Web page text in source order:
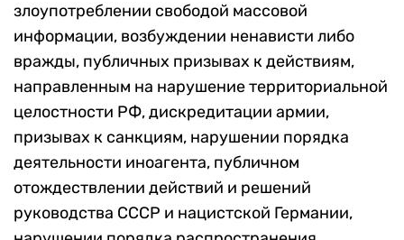
злоупотреблении свободой массовой
информации, возбуждении ненависти либо
вражды, публичных призывах к действиям,
направленным на нарушение территориальной
целостности РФ, дискредитации армии,
призывах к санкциям, нарушении порядка
деятельности иноагента, публичном
отождествлении действий и решений
руководства СССР и нацистской Германии,